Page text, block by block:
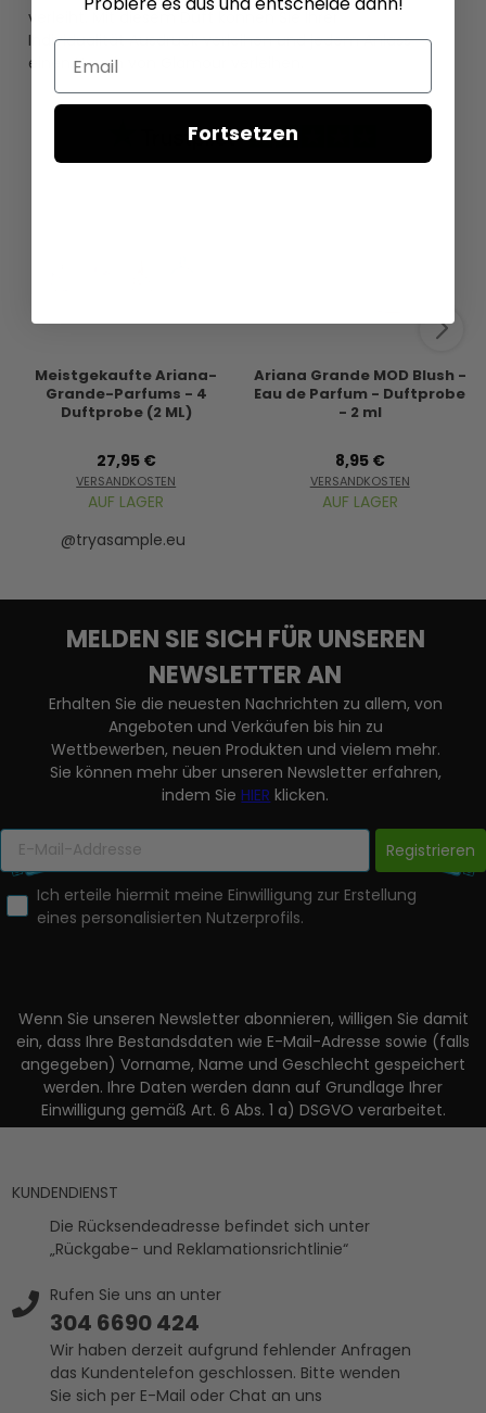
verleiht. Mit diesem Duft können Sie Ihrer
Individualität Ausdruck verleihen und jedem Anlass
einen Hauch von Glamour verleihen.
Meistgekaufte Ariana-
Grande-Parfums - 4
Duftprobe (2 ML)
27,95 €
VERSANDKOSTEN
AUF LAGER
Ariana Grande MOD Blush -
Eau de Parfum - Duftprobe
- 2 ml
8,95 €
VERSANDKOSTEN
AUF LAGER
@tryasample.eu
MELDEN SIE SICH FÜR UNSEREN
NEWSLETTER AN
Erhalten Sie die neuesten Nachrichten zu allem, von
Angeboten und Verkäufen bis hin zu
Wettbewerben, neuen Produkten und vielem mehr.
Sie können mehr über unseren Newsletter erfahren,
indem SieHIER klicken.
Registrieren
Ich erteile hiermit meine Einwilligung zur Erstellung
eines personalisierten Nutzerprofils.
Wenn Sie unseren Newsletter abonnieren, willigen Sie damit
ein, dass Ihre Bestandsdaten wie E-Mail-Adresse sowie (falls
angegeben) Vorname, Name und Geschlecht gespeichert
werden. Ihre Daten werden dann auf Grundlage Ihrer
Einwilligung gemäß Art. 6 Abs. 1 a) DSGVO verarbeitet.
KUNDENDIENST
Die Rücksendeadresse befindet sich unter
„Rückgabe- und Reklamationsrichtlinie“
Rufen Sie uns an unter
304 6690 424
Wir haben derzeit aufgrund fehlender Anfragen
das Kundentelefon geschlossen. Bitte wenden
Sie sich per E-Mail oder Chat an uns
Email
Fortsetzen